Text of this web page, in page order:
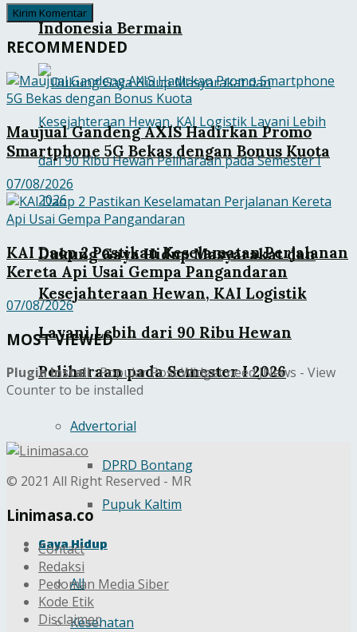
Indonesia Bermain
Dukung Gaya Hidup Masyarakat dan
Kesejahteraan Hewan, KAI Logistik
Layani Lebih dari 90 Ribu Hewan
Peliharaan pada Semester I 2026
Advertorial
DPRD Bontang
Pupuk Kaltim
Gaya Hidup
All
Kesehatan
RECOMMENDED
Maujual Gandeng AXIS Hadirkan Promo
Smartphone 5G Bekas dengan Bonus Kuota
07/08/2026
KAI Daop 2 Pastikan Keselamatan Perjalanan
Kereta Api Usai Gempa Pangandaran
07/08/2026
MOST VIEWED
Plugin Install: Popular Post Widget need JNews - View
Counter to be installed
© 2021 All Right Reserved - MR
Linimasa.co
Contact
Redaksi
Pedoman Media Siber
Kode Etik
Disclaimer